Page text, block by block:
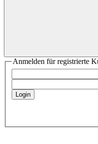
Anmelden für registrierte
Login